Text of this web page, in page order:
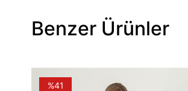
Benzer Ürünler
%41